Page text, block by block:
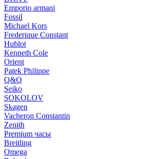
Emporio armani
Fossil
Michael Kors
Frederique Constant
Hublot
Kenneth Cole
Orient
Patek Philippe
Q&Q
Seiko
SOKOLOV
Skagen
Vacheron Constantin
Zenith
Premium часы
Breitling
Omega